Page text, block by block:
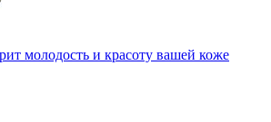
молодость и красоту вашей коже